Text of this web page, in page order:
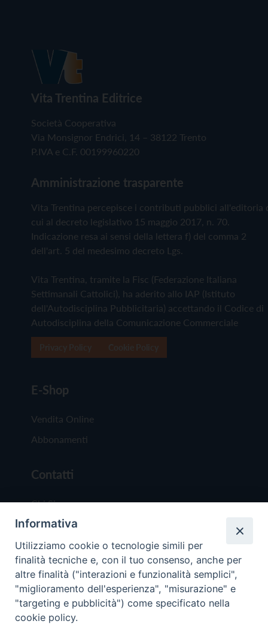
Vita Trentina Editrice
Società Cooperativa
Via Monsignor Endrici, 14 – 38122 Trento
P.IVA e C.F. 00199960220
Amministrazione trasparente
Vita Trentina percepisce i contributi pubblici all'editoria
cui al decreto legislativo 15 maggio 2017, n. 70.
Indicazione resa ai sensi della lettera f) del comma 2
dell'art. 5 del medesimo decreto Lgs.
Vita Trentina, tramite la Fisc (Federazione Italiana
Settimanali Cattolici), ha aderito allo IAP (Istituto
dell'Autodisciplina Pubblicitaria) accettando il Codice di
Autodisciplina della Comunicazione Commerciale
E-Shop
Vendita Online
Abbonamenti
Contatti
Chi Siamo
Redazione
Scrivici
Copyright © 2019 - Tutti i diritti riservati - Vita
Informativa
Utilizziamo cookie o tecnologie simili per
finalità tecniche e, con il tuo consenso, anche per
altre finalità ("interazioni e funzionalità semplici",
"miglioramento dell'esperienza", "misurazione" e
"targeting e pubblicità") come specificato nella
cookie policy.